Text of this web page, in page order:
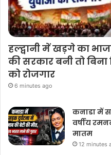
हल्द्वानी में खड़गे का
की सरकार बनी तो
को रोजगार
6 minutes ago
कनाडा में
वर्षीय
मातम
12 minutes